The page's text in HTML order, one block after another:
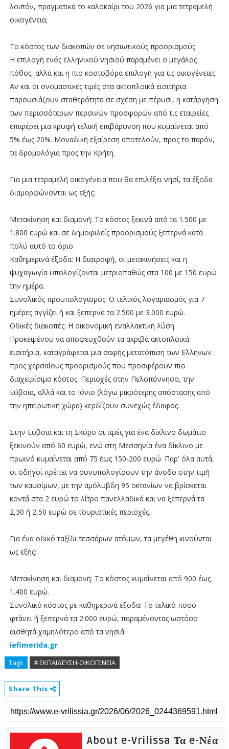
λοιπόν, πραγματικά το καλοκαίρι του 2026 για μια τετραμελή
οικογένεια;
Το κόστος των διακοπών σε νησιωτικούς προορισμούς
Η επιλογή ενός ελληνικού νησιού παραμένει ο μεγάλος
πόθος, αλλά και η πιο κοστοβόρα επιλογή για τις οικογένειες.
Αν και οι ονομαστικές τιμές στα ακτοπλοϊκά εισιτήρια
παρουσιάζουν σταθερότητα σε σχέση με πέρυσι, η κατάργηση
των περισσότερων περσινών προσφορών από τις εταιρείες
επιφέρει μια κρυφή τελική επιβάρυνση που κυμαίνεται από
5% έως 20%. Μοναδική εξαίρεση αποτελούν, προς το παρόν,
τα δρομολόγια προς την Κρήτη.
Για μια τετραμελή οικογένεια που θα επιλέξει νησί, τα έξοδα
διαμορφώνονται ως εξής:
Μετακίνηση και διαμονή: Το κόστος ξεκινά από τα 1.500 με
1.800 ευρώ και σε δημοφιλείς προορισμούς ξεπερνά κατά
πολύ αυτό το όριο.
Καθημερινά έξοδα: Η διατροφή, οι μετακινήσεις και η
ψυχαγωγία υπολογίζονται μετριοπαθώς στα 100 με 150 ευρώ
την ημέρα.
Συνολικός προϋπολογισμός: Ο τελικός λογαριασμός για 7
ημέρες αγγίζει ή και ξεπερνά τα 2.500 με 3.000 ευρώ.
Οδικές διακοπές: Η οικονομική εναλλακτική λύση
Προκειμένου να αποφευχθούν τα ακριβά ακτοπλοϊκά
εισιτήρια, καταγράφεται μια σαφής μετατόπιση των Ελλήνων
προς χερσαίους προορισμούς που προσφέρουν πιο
διαχειρίσιμο κόστος. Περιοχές στην Πελοπόννησο, την
Εύβοια, αλλά και το Ιόνιο (λόγω μικρότερης απόστασης από
την ηπειρωτική χώρα) κερδίζουν συνεχώς έδαφος.
Στην Εύβοια και τη Σκύρο οι τιμές για ένα δίκλινο δωμάτιο
ξεκινούν από 60 ευρώ, ενώ στη Μεσσηνία ένα δίκλινο με
πρωινό κυμαίνεται από 75 έως 150-200 ευρώ. Παρ' όλα αυτά,
οι οδηγοί πρέπει να συνυπολογίσουν την άνοδο στην τιμή
των καυσίμων, με την αμόλυβδη 95 οκτανίων να βρίσκεται
κοντά στα 2 ευρώ το λίτρο πανελλαδικά και να ξεπερνά τα
2,30 ή 2,50 ευρώ σε τουριστικές περιοχές.
Για ένα οδικό ταξίδι τεσσάρων ατόμων, τα μεγέθη κινούνται
ως εξής:
Μετακίνηση και διαμονή: Το κόστος κυμαίνεται από 900 έως
1.400 ευρώ.
Συνολικό κόστος με καθημερινά έξοδα: Το τελικό ποσό
φτάνει ή ξεπερνά τα 2.000 ευρώ, παραμένοντας ωστόσο
αισθητά χαμηλότερο από τα νησιά.
iefimerida.gr
Tags # ΕΚΠΑΙΔΕΥΣΗ-ΟΙΚΟΓΕΝΕΙΑ
Share This
About e-Vrilissa Τα e-Νέα